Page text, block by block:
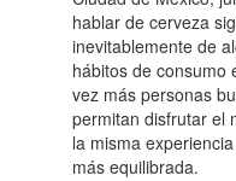
hablar de cerveza
inevitablemente de
hábitos de consumo
vez más personas
permitan disfrutar el
la misma
más equilibrada.